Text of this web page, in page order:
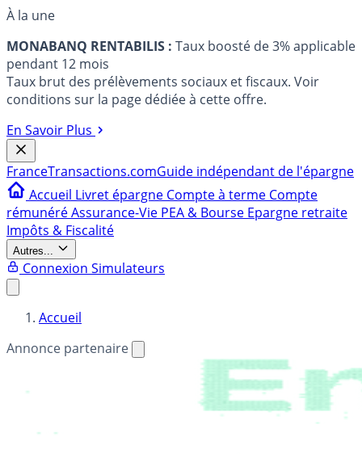
À la une
MONABANQ RENTABILIS : Taux boosté de 3% applicable
pendant 12 mois
Taux brut des prélèvements sociaux et fiscaux. Voir
conditions sur la page dédiée à cette offre.
En Savoir Plus
FranceTransactions.comGuide indépendant de l'épargne
Accueil Livret épargne Compte à terme Compte
rémunéréAssurance-Vie PEA & Bourse Epargne retraite
Impôts & Fiscalité
Autres...
Connexion Simulateurs
Accueil
Annonce partenaire